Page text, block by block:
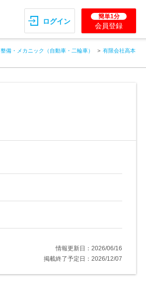
ログイン
簡単1分
会員登録
整備・メカニック（自動車・二輪車）
有限会社高本
情報更新日：2026/06/16
掲載終了予定日：2026/12/07